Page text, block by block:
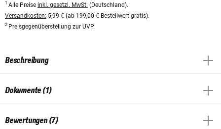
1 Alle Preise inkl. gesetzl. MwSt. (Deutschland).
Versandkosten: 5,99 € (ab 199,00 € Bestellwert gratis).
2 Preisgegenüberstellung zur UVP.
Beschreibung
Dokumente (1)
Bewertungen (7)